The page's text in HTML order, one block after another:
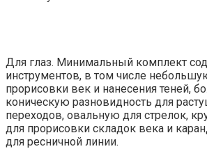
Для глаз. Минимальный комплект
инструментов, в том числе
прорисовки век и нанесения теней,
коническую разновидность для
переходов, овальную для стрелок,
для прорисовки складок века и
для ресничной линии.